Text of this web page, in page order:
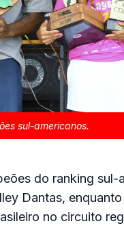
sul-americanos.
do ranking
Dantas,
no circuito